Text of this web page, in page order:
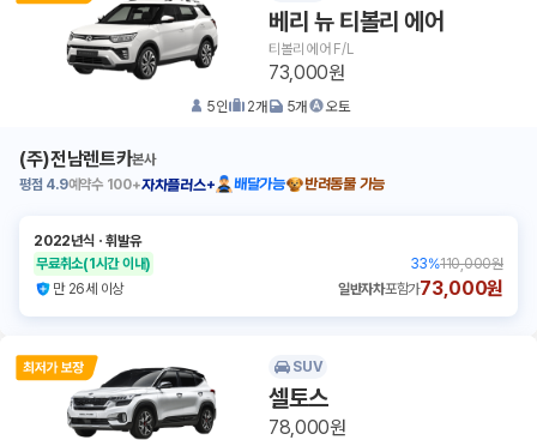
베리 뉴 티볼리 에어
티볼리 에어 F/L
73,000원
5인 2개 5개 오토
(주)전남렌트카본사
평점 4.9예약수 100+자차플러스+ 배달가능 반려동물 가능
2022년식 ㆍ휘발유
무료취소(1시간 이내) 33%110,000원
만 26세 이상
일반자차포함가73,000원
SUV
셀토스
78,000원